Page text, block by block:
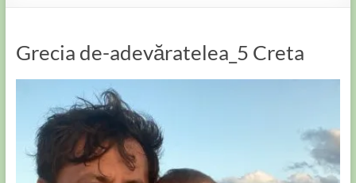
Grecia de-adevăratelea_5 Creta